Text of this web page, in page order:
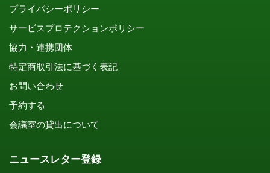
プライバシーポリシー
サービスプロテクションポリシー
協力・連携団体
特定商取引法に基づく表記
お問い合わせ
予約する
会議室の貸出について
ニュースレター登録